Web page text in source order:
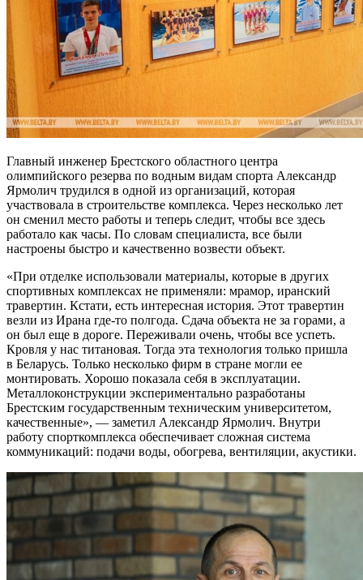
Главный инженер Брестского областного центра
олимпийского резерва по водным видам спорта Александр
Ярмолич трудился в одной из организаций, которая
участвовала в строительстве комплекса. Через несколько лет
он сменил место работы и теперь следит, чтобы все здесь
работало как часы. По словам специалиста, все были
настроены быстро и качественно возвести объект.
«При отделке использовали материалы, которые в других
спортивных комплексах не применяли: мрамор, иранский
травертин. Кстати, есть интересная история. Этот травертин
везли из Ирана где-то полгода. Сдача объекта не за горами, а
он был еще в дороге. Переживали очень, чтобы все успеть.
Кровля у нас титановая. Тогда эта технология только пришла
в Беларусь. Только несколько фирм в стране могли ее
монтировать. Хорошо показала себя в эксплуатации.
Металлоконструкции экспериментально разработаны
Брестским государственным техническим университетом,
качественные», — заметил Александр Ярмолич. Внутри
работу спорткомплекса обеспечивает сложная система
коммуникаций: подачи воды, обогрева, вентиляции, акустики.